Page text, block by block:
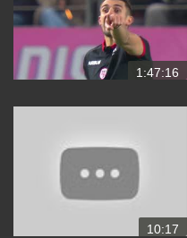
1:47:16
10:17